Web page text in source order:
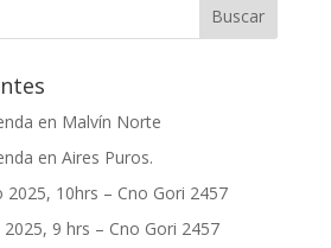
en Malvín Norte
en Aires Puros.
10hrs – Cno Gori 2457
2025, 9 hrs – Cno Gori 2457